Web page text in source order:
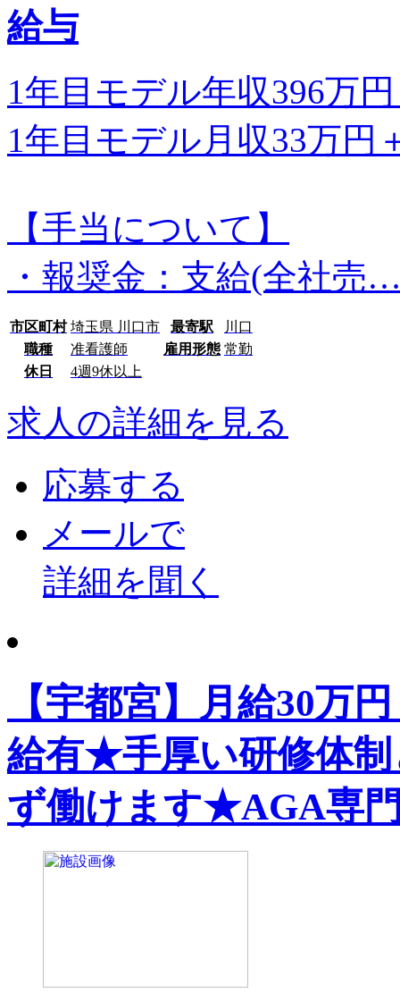
給与
1年目モデル年収396万
1年目モデル月収33万円
【手当について】
・報奨金：支給(全社売
市区町村 埼玉県 川口市 最寄駅
川口
職種
准看護師 雇用形態 常勤
休日
4週9休以上
求人の詳細を見る
応募する
メールで
詳細を聞く
【宇都宮】月給30万
給有★手厚い研修体
ず働けます★AGA専